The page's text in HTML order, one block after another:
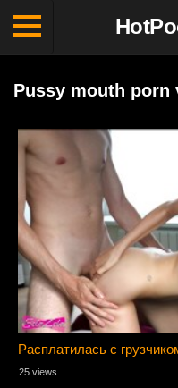
Pussy mouth porn
Расплатилась с
25 views